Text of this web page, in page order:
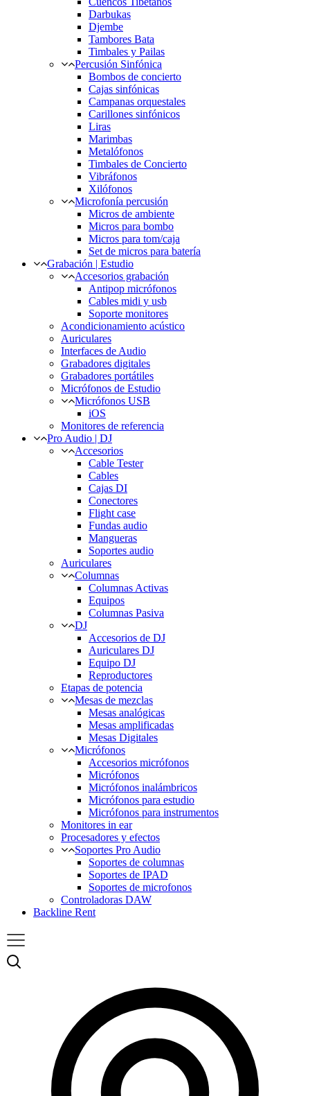
Darbukas
Djembe
Tambores Bata
Timbales y Pailas
Percusión Sinfónica
Bombos de concierto
Cajas sinfónicas
Campanas orquestales
Carillones sinfónicos
Liras
Marimbas
Metalófonos
Timbales de Concierto
Vibráfonos
Xilófonos
Microfonía percusión
Micros de ambiente
Micros para bombo
Micros para tom/caja
Set de micros para batería
Grabación | Estudio
Accesorios grabación
Antipop micrófonos
Cables midi y usb
Soporte monitores
Acondicionamiento acústico
Auriculares
Interfaces de Audio
Grabadores digitales
Grabadores portátiles
Micrófonos de Estudio
Micrófonos USB
iOS
Monitores de referencia
Pro Audio | DJ
Accesorios
Cable Tester
Cables
Cajas DI
Conectores
Flight case
Fundas audio
Mangueras
Soportes audio
Auriculares
Columnas
Columnas Activas
Equipos
Columnas Pasiva
DJ
Accesorios de DJ
Auriculares DJ
Equipo DJ
Reproductores
Etapas de potencia
Mesas de mezclas
Mesas analógicas
Mesas amplificadas
Mesas Digitales
Micrófonos
Accesorios micrófonos
Micrófonos
Micrófonos inalámbricos
Micrófonos para estudio
Micrófonos para instrumentos
Monitores in ear
Procesadores y efectos
Soportes Pro Audio
Soportes de columnas
Soportes de IPAD
Soportes de microfonos
Controladoras DAW
Backline Rent